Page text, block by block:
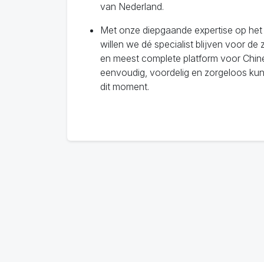
van Nederland.
Met onze diepgaande expertise op
willen we dé specialist blijven voor de
en meest complete platform voor
eenvoudig, voordelig en zorgeloos
dit moment.